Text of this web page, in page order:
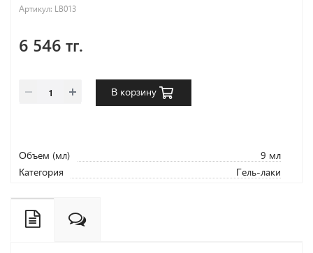
Артикул: LB013
6 546 тг.
В корзину
Объем (мл)
9 мл
Категория
Гель-лаки